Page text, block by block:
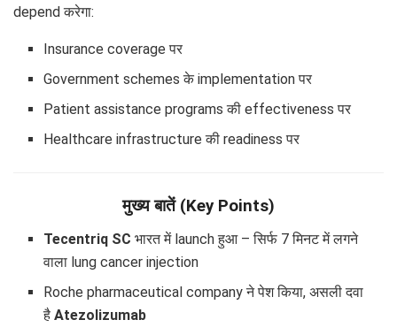
depend करेगा:
Insurance coverage पर
Government schemes के implementation पर
Patient assistance programs की effectiveness पर
Healthcare infrastructure की readiness पर
मुख्य बातें (Key Points)
Tecentriq SC भारत में launch हुआ – सिर्फ 7 मिनट में लगने
वाला lung cancer injection
Roche pharmaceutical company ने पेश किया, असली दवा
हैAtezolizumab